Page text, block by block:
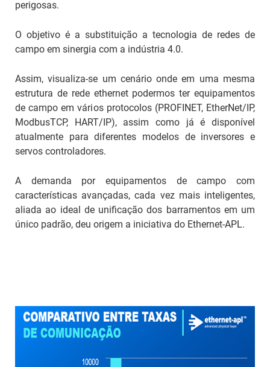
perigosas.
O objetivo é a substituição a tecnologia de redes de
campo em sinergia com a indústria 4.0.
Assim, visualiza-se um cenário onde em uma mesma
estrutura de rede ethernet podermos ter equipamentos
de campo em vários protocolos (PROFINET, EtherNet/IP,
ModbusTCP, HART/IP), assim como já é disponível
atualmente para diferentes modelos de inversores e
servos controladores.
A demanda por equipamentos de campo com
características avançadas, cada vez mais inteligentes,
aliada ao ideal de unificação dos barramentos em um
único padrão, deu origem a iniciativa do Ethernet-APL.